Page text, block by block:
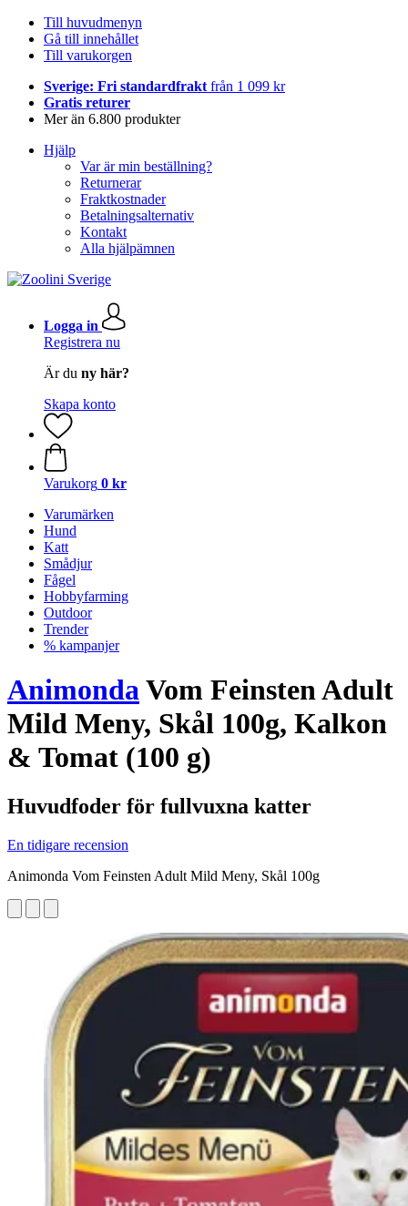
Till huvudmenyn
Gå till innehållet
Till varukorgen
Sverige: Fri standardfrakt från 1 099 kr
Gratis returer
Mer än 6.800 produkter
Hjälp
Var är min beställning?
Returnerar
Fraktkostnader
Betalningsalternativ
Kontakt
Alla hjälpämnen
Logga in
Registrera nu
Är du ny här?
Skapa konto
Varukorg 0 kr
Varumärken
Hund
Katt
Smådjur
Fågel
Hobbyfarming
Outdoor
Trender
% kampanjer
AnimondaVom Feinsten Adult
Mild Meny, Skål 100g, Kalkon
& Tomat (100 g)
Huvudfoder för fullvuxna katter
En tidigare recension
Animonda Vom Feinsten Adult Mild Meny, Skål 100g